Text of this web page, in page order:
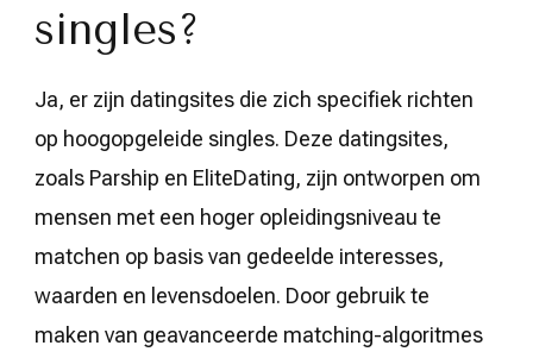
singles?
Ja, er zijn datingsites die zich specifiek richten
op hoogopgeleide singles. Deze datingsites,
zoals Parship en EliteDating, zijn ontworpen om
mensen met een hoger opleidingsniveau te
matchen op basis van gedeelde interesses,
waarden en levensdoelen. Door gebruik te
maken van geavanceerde matching-algoritmes